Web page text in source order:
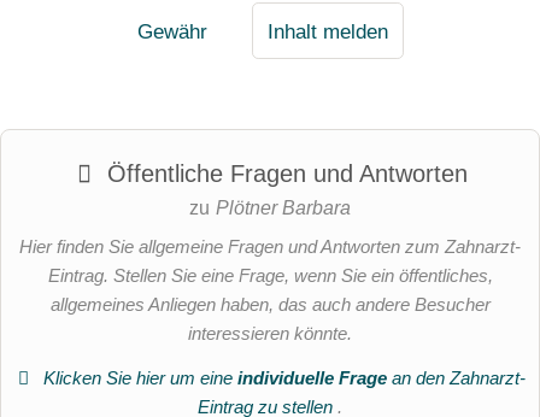
Gewähr
Inhalt melden
Öffentliche Fragen und Antworten
zu Plötner Barbara
Hier finden Sie allgemeine Fragen und Antworten zum Zahnarzt-
Eintrag. Stellen Sie eine Frage, wenn Sie ein öffentliches,
allgemeines Anliegen haben, das auch andere Besucher
interessieren könnte.
Klicken Sie hier um eine individuelle Fragean den Zahnarzt-
Eintrag zu stellen .